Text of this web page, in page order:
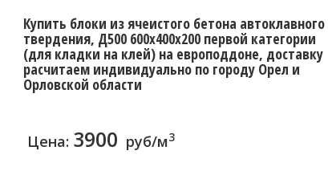
Купить блоки из ячеистого бетона автоклавного
твердения, Д500 600x400x200 первой категории
(для кладки на клей) на европоддоне, доставку
расчитаем индивидуально по городу Орел и
Орловской области
Цена: 3900 руб/м3